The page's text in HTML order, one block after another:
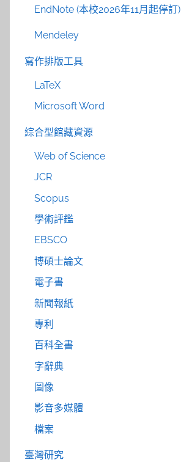
EndNote (本校2026年11月起停訂)
Mendeley
寫作排版工具
LaTeX
Microsoft Word
綜合型館藏資源
Web of Science
JCR
Scopus
學術評鑑
EBSCO
博碩士論文
電子書
新聞報紙
專利
百科全書
字辭典
圖像
影音多媒體
檔案
臺灣研究